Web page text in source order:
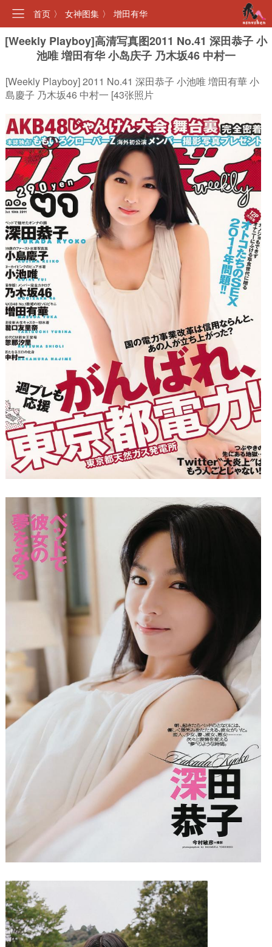
首页 〉 女神图集 〉 增田有华
[Weekly Playboy]高清写真图2011 No.41 深田恭子 小
池唯 増田有华 小岛庆子 乃木坂46 中村一
[Weekly Playboy] 2011 No.41 深田恭子 小池唯 増田有華 小
島慶子 乃木坂46 中村一 [43张照片